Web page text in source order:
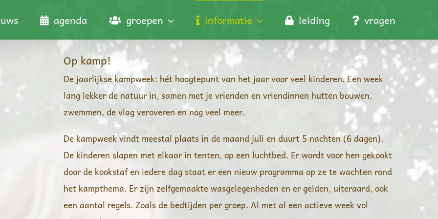
agenda groepen informatie leiding vragen
Op kamp!
De jaarlijkse kampweek: hét hoogtepunt van het jaar voor veel kinderen. Een week
lang lekker de natuur in, samen met je vrienden en vriendinnen hutten bouwen,
zwemmen, de vlag veroveren en nog veel meer.
De kampweek vindt meestal plaats in de maand juli en duurt 5 nachten (6 dagen).
De kinderen slapen met elkaar in tenten, op een luchtbed. Er wordt voor hen gekookt
door de kookstaf en iedere dag staat er een nieuw programma op ze te wachten rond
het kampthema. Er zijn zelfgemaakte wasgelegenheden en er gelden, uiteraard, ook
een aantal regels. Zoals de bedtijden per groep. Al met al een actieve week vol